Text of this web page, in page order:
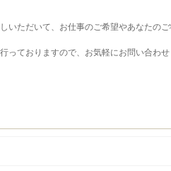
いただいて、お仕事のご希望やあなたの
っておりますので、お気軽にお問い合わ